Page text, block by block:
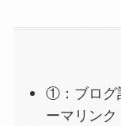
①：ブログ
ーマリンク